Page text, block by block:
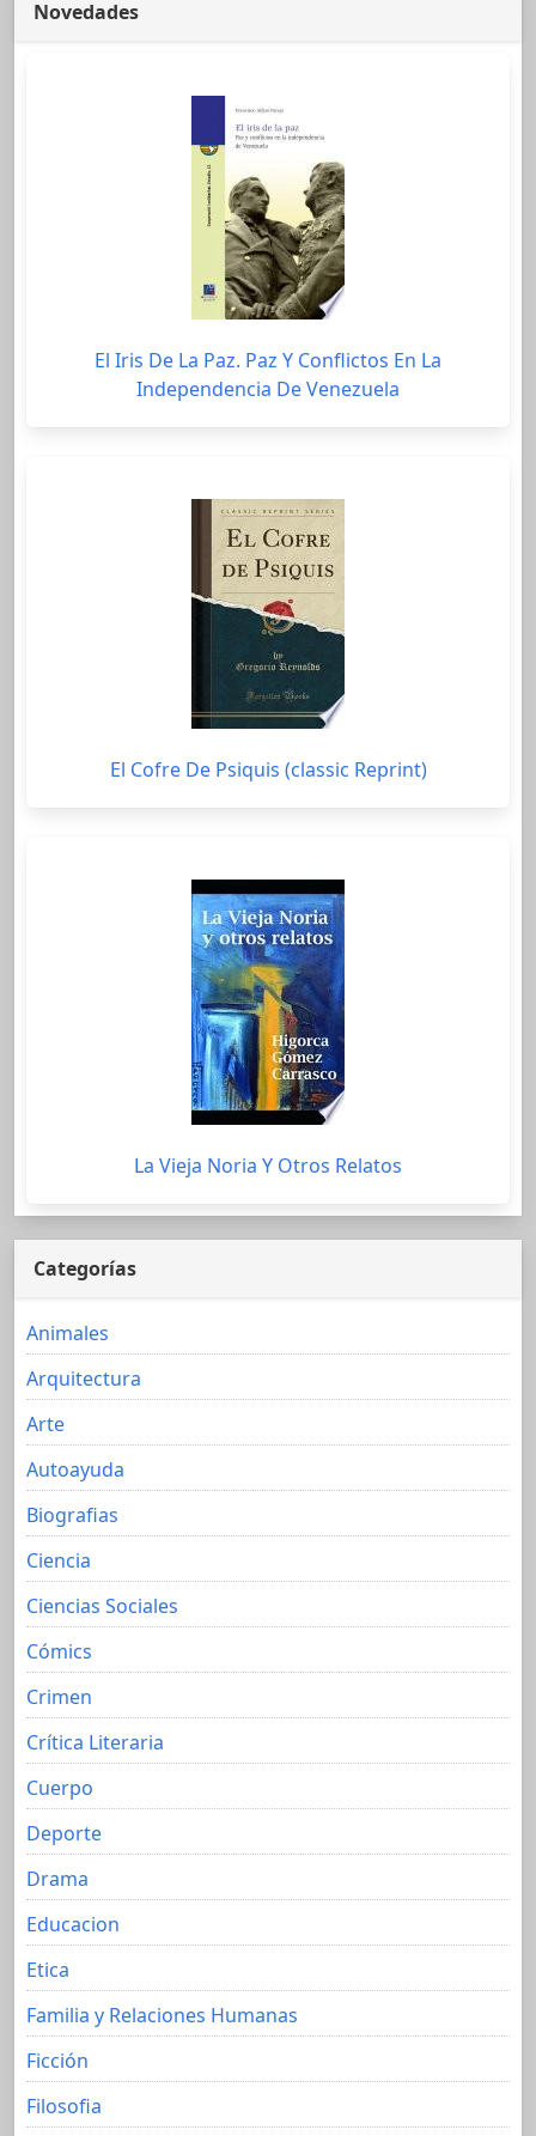
Novedades
El Iris De La Paz. Paz Y Conflictos En La
Independencia De Venezuela
El Cofre De Psiquis (classic Reprint)
La Vieja Noria Y Otros Relatos
Categorías
Animales
Arquitectura
Arte
Autoayuda
Biografias
Ciencia
Ciencias Sociales
Cómics
Crimen
Crítica Literaria
Cuerpo
Deporte
Drama
Educacion
Etica
Familia y Relaciones Humanas
Ficción
Filosofia